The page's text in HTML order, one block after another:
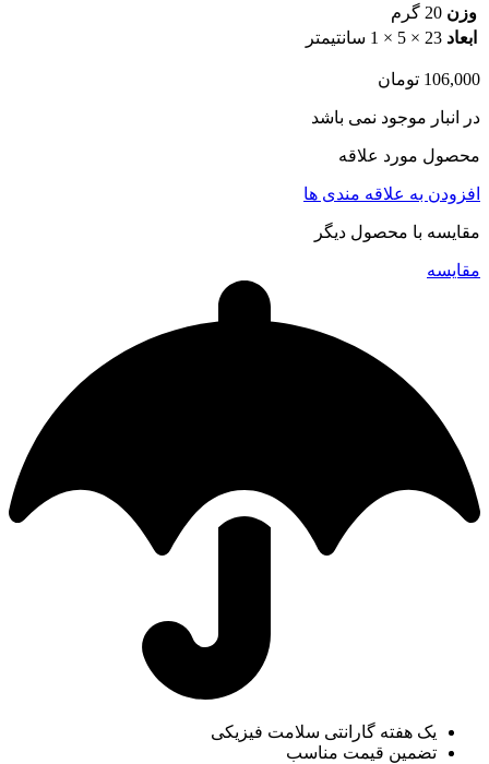
وزن 20 گرم
ابعاد 23 × 5 × 1 سانتیمتر
106,000 تومان
در انبار موجود نمی باشد
محصول مورد علاقه
افزودن به علاقه مندی ها
مقایسه با محصول دیگر
مقایسه
یک هفته گارانتی سلامت فیزیکی
تضمین قیمت مناسب